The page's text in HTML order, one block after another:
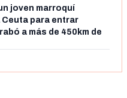
joven marroquí
para entrar
a más de 450km de